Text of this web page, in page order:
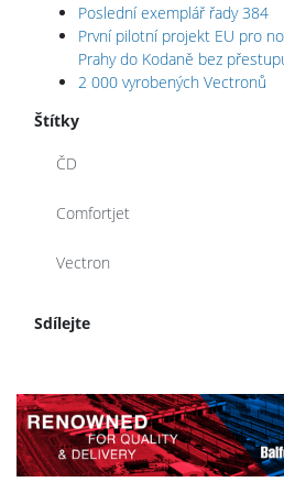
Poslední exemplář řady 384
První pilotní projekt EU pro
Prahy do Kodaně bez
2 000 vyrobených Vectronů
Štítky
ČD
Comfortjet
Vectron
Sdílejte